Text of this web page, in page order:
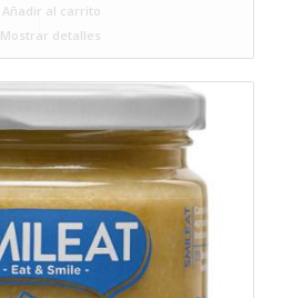
Añadir al carrito
Mostrar detalles